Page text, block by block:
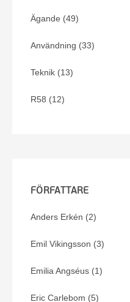
Ägande (49)
Användning (33)
Teknik (13)
R58 (12)
FÖRFATTARE
Anders Erkén (2)
Emil Vikingsson (3)
Emilia Angséus (1)
Eric Carlebom (5)